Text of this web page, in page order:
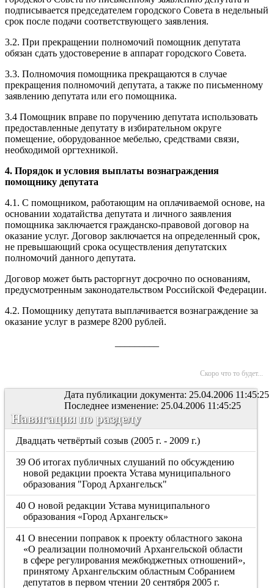
подписывается председателем городского Совета в недельный
срок после подачи соответствующего заявления.
3.2. При прекращении полномочий помощник депутата
обязан сдать удостоверение в аппарат городского Совета.
3.3. Полномочия помощника прекращаются в случае
прекращения полномочий депутата, а также по письменному
заявлению депутата или его помощника.
3.4 Помощник вправе по поручению депутата использовать
предоставленные депутату в избирательном округе
помещение, оборудованное мебелью, средствами связи,
необходимой оргтехникой.
4. Порядок и условия выплаты вознаграждения
помощнику депутата
4.1. С помощником, работающим на оплачиваемой основе, на
основании ходатайства депутата и личного заявления
помощника заключается гражданско-правовой договор на
оказание услуг. Договор заключается на определенный срок,
не превышающий срока осуществления депутатских
полномочий данного депутата.
Договор может быть расторгнут досрочно по основаниям,
предусмотренным законодательством Российской Федерации.
4.2. Помощнику депутата выплачивается вознаграждение за
оказание услуг в размере 8200 рублей.
Скоро что то будет...
Дата публикации документа: 25.04.2006 11:45:25
Последнее изменение: 25.04.2006 11:45:25
Навигация по разделу
Двадцать четвёртый созыв (2005 г. - 2009 г.)
39 Об итогах публичных слушаний по обсуждению
новой редакции проекта Устава муниципального
образования "Город Архангельск"
40 О новой редакции Устава муниципального
образования «Город Архангельск»
41 О внесении поправок к проекту областного закона
«О реализации полномочий Архангельской области
в сфере регулирования межбюджетных отношений»,
принятому Архангельским областным Собранием
депутатов в первом чтении 20 сентября 2005 г.